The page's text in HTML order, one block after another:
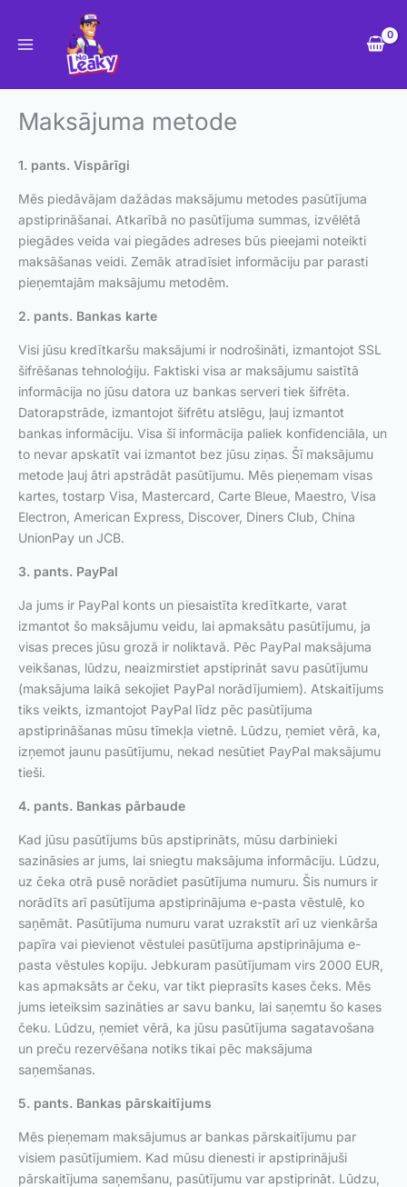
content
Maksājuma metode
1. pants. Vispārīgi
Mēs piedāvājam dažādas maksājumu metodes pasūtījuma
apstiprināšanai. Atkarībā no pasūtījuma summas, izvēlētā
piegādes veida vai piegādes adreses būs pieejami noteikti
maksāšanas veidi. Zemāk atradīsiet informāciju par parasti
pieņemtajām maksājumu metodēm.
2. pants. Bankas karte
Visi jūsu kredītkaršu maksājumi ir nodrošināti, izmantojot SSL
šifrēšanas tehnoloģiju. Faktiski visa ar maksājumu saistītā
informācija no jūsu datora uz bankas serveri tiek šifrēta.
Datorapstrāde, izmantojot šifrētu atslēgu, ļauj izmantot
bankas informāciju. Visa šī informācija paliek konfidenciāla, un
to nevar apskatīt vai izmantot bez jūsu ziņas. Šī maksājumu
metode ļauj ātri apstrādāt pasūtījumu. Mēs pieņemam visas
kartes, tostarp Visa, Mastercard, Carte Bleue, Maestro, Visa
Electron, American Express, Discover, Diners Club, China
UnionPay un JCB.
3. pants. PayPal
Ja jums ir PayPal konts un piesaistīta kredītkarte, varat
izmantot šo maksājumu veidu, lai apmaksātu pasūtījumu, ja
visas preces jūsu grozā ir noliktavā. Pēc PayPal maksājuma
veikšanas, lūdzu, neaizmirstiet apstiprināt savu pasūtījumu
(maksājuma laikā sekojiet PayPal norādījumiem). Atskaitījums
tiks veikts, izmantojot PayPal līdz pēc pasūtījuma
apstiprināšanas mūsu tīmekļa vietnē. Lūdzu, ņemiet vērā, ka,
izņemot jaunu pasūtījumu, nekad nesūtiet PayPal maksājumu
tieši.
4. pants. Bankas pārbaude
Kad jūsu pasūtījums būs apstiprināts, mūsu darbinieki
sazināsies ar jums, lai sniegtu maksājuma informāciju. Lūdzu,
uz čeka otrā pusē norādiet pasūtījuma numuru. Šis numurs ir
norādīts arī pasūtījuma apstiprinājuma e-pasta vēstulē, ko
saņēmāt. Pasūtījuma numuru varat uzrakstīt arī uz vienkārša
papīra vai pievienot vēstulei pasūtījuma apstiprinājuma e-
pasta vēstules kopiju. Jebkuram pasūtījumam virs 2000 EUR,
kas apmaksāts ar čeku, var tikt pieprasīts kases čeks. Mēs
jums ieteiksim sazināties ar savu banku, lai saņemtu šo kases
čeku. Lūdzu, ņemiet vērā, ka jūsu pasūtījuma sagatavošana
un preču rezervēšana notiks tikai pēc maksājuma
saņemšanas.
5. pants. Bankas pārskaitījums
Mēs pieņemam maksājumus ar bankas pārskaitījumu par
visiem pasūtījumiem. Kad mūsu dienesti ir apstiprinājuši
pārskaitījuma saņemšanu, pasūtījumu var apstiprināt. Lūdzu,